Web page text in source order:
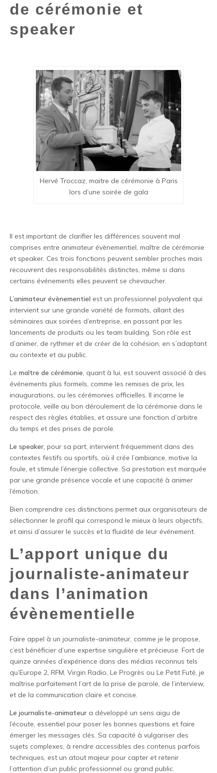
de cérémonie et
speaker
Hervé Troccaz, maitre de cérémonie à Paris
lors d’une soirée de gala
Il est important de clarifier les différences souvent mal
comprises entre animateur évènementiel, maître de cérémonie
et speaker. Ces trois fonctions peuvent sembler proches mais
recouvrent des responsabilités distinctes, même si dans
certains événements elles peuvent se chevaucher.
L’animateur évènementiel est un professionnel polyvalent qui
intervient sur une grande variété de formats, allant des
séminaires aux soirées d’entreprise, en passant par les
lancements de produits ou les team building. Son rôle est
d’animer, de rythmer et de créer de la cohésion, en s’adaptant
au contexte et au public.
Le maître de cérémonie, quant à lui, est souvent associé à des
événements plus formels, comme les remises de prix, les
inaugurations, ou les cérémonies officielles. Il incarne le
protocole, veille au bon déroulement de la cérémonie dans le
respect des règles établies, et assure une fonction d’arbitre
du temps et des prises de parole.
Le speaker, pour sa part, intervient fréquemment dans des
contextes festifs ou sportifs, où il crée l’ambiance, motive la
foule, et stimule l’énergie collective. Sa prestation est marquée
par une grande présence vocale et une capacité à animer
l’émotion.
Bien comprendre ces distinctions permet aux organisateurs de
sélectionner le profil qui correspond le mieux à leurs objectifs,
et ainsi d’assurer le succès et la fluidité de leur événement.
L’apport unique du
journaliste-animateur
dans l’animation
évènementielle
Faire appel à un journaliste-animateur, comme je le propose,
c’est bénéficier d’une expertise singulière et précieuse. Fort de
quinze années d’expérience dans des médias reconnus tels
qu’Europe 2, RFM, Virgin Radio, Le Progrès ou Le Petit Futé, je
maîtrise parfaitement l’art de la prise de parole, de l’interview,
et de la communication claire et concise.
Le journaliste-animateur a développé un sens aigu de
l’écoute, essentiel pour poser les bonnes questions et faire
émerger les messages clés. Sa capacité à vulgariser des
sujets complexes, à rendre accessibles des contenus parfois
techniques, est un atout majeur pour capter et retenir
l’attention d’un public professionnel ou grand public.